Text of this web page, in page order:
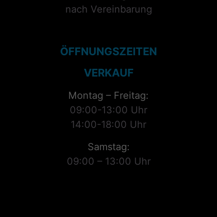
nach Vereinbarung
ÖFFNUNGSZEITEN
VERKAUF
Montag – Freitag:
09:00-13:00 Uhr
14:00-18:00 Uhr
Samstag:
09:00 – 13:00 Uhr